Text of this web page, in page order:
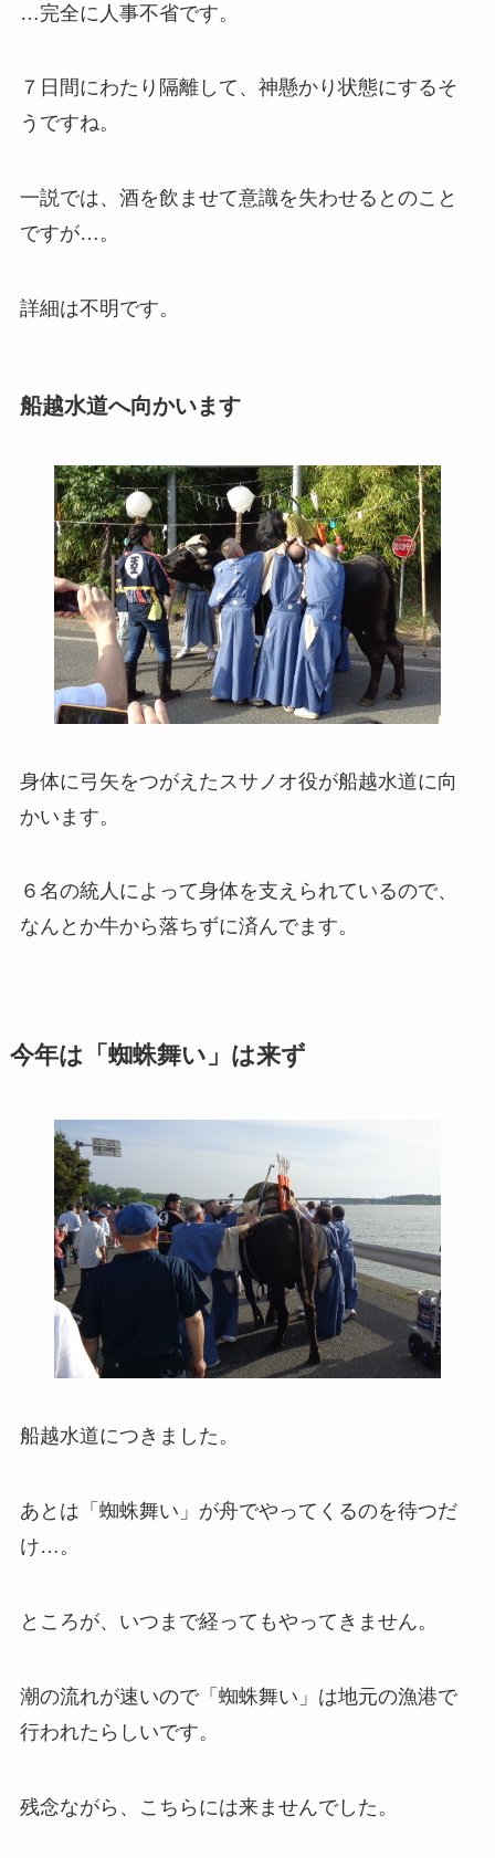
…完全に人事不省です。
７日間にわたり隔離して、神懸かり状態にするそ
うですね。
一説では、酒を飲ませて意識を失わせるとのこと
ですが…。
詳細は不明です。
船越水道へ向かいます
身体に弓矢をつがえたスサノオ役が船越水道に向
かいます。
６名の統人によって身体を支えられているので、
なんとか牛から落ちずに済んでます。
今年は「蜘蛛舞い」は来ず
船越水道につきました。
あとは「蜘蛛舞い」が舟でやってくるのを待つだ
け…。
ところが、いつまで経ってもやってきません。
潮の流れが速いので「蜘蛛舞い」は地元の漁港で
行われたらしいです。
残念ながら、こちらには来ませんでした。